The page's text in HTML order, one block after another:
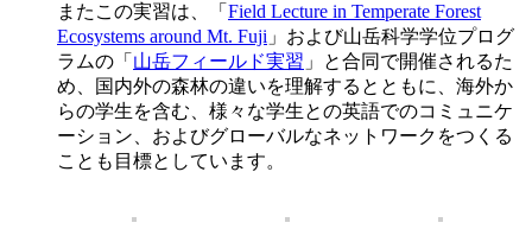
またこの実習は、「 Field Lecture in Temperate Forest
Ecosystems around Mt. Fuji 」および山岳科学学位プログ
ラムの「 山岳フィールド実習 」と合同で開催されるた
め、国内外の森林の違いを理解するとともに、海外か
らの学生を含む、様々な学生との英語でのコミュニケ
ーション、およびグローバルなネットワークをつくる
ことも目標としています。